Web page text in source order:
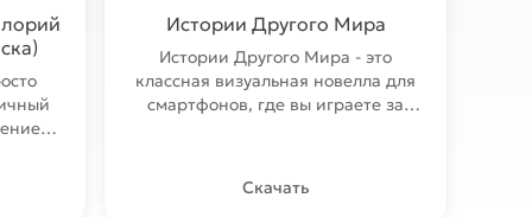
Истории Другого Мира
Истории Другого Мира - это
классная визуальная новелла для
смартфонов, где вы играете за
Скачать